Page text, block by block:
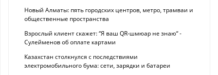
Новый Алматы: пять городских центров, метро, трамваи и
общественные пространства
Взрослый клиент скажет: “Я ваш QR-шмюар не знаю“ -
Сулейменов об оплате картами
Казахстан столкнулся с последствиями
электромобильного бума: сети, зарядки и батареи